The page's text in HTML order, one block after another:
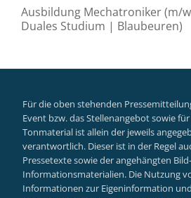
Ausbildung Mechatroniker (m/
Duales Studium | Blaubeuren)
Für die oben stehenden
Event bzw. das Stellenangebot sowie
Tonmaterial ist allein der jeweils
verantwortlich. Dieser ist in der Regel
Pressetexte sowie der angehängten
Informationsmaterialien. Die Nutzung
Informationen zur Eigeninformation